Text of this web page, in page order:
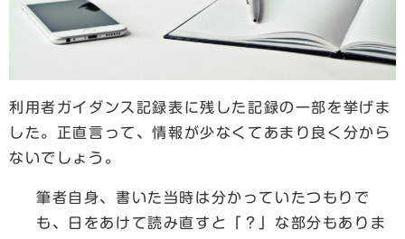
利用者ガイダンス記録表に残した記録の一部を挙げま
した。正直言って、情報が少なくてあまり良く分から
ないでしょう。
筆者自身、書いた当時は分かっていたつもりで
も、日をあけて読み直すと「？」な部分もありま